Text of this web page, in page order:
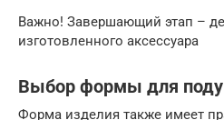
Важно! Завершающий этап –
изготовленного аксессуара
Выбор формы для
Форма изделия также имеет